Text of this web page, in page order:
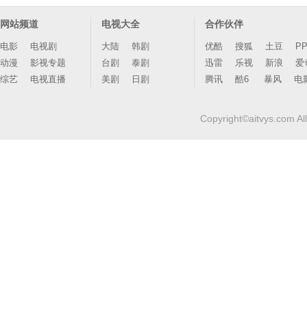
网站频道
电影
电视剧
动漫
影视专题
综艺
电视直播
电视大全
大陆
韩剧
台剧
泰剧
美剧
日剧
合作伙伴
优酷 搜狐 土豆
迅雷
乐视 新浪
爱
腾讯
酷6 暴风 电
Copyright©aitvys.com